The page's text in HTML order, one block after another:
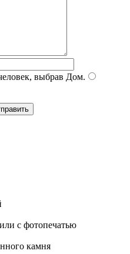
выбрав Дом.
с фотопечатью
камня